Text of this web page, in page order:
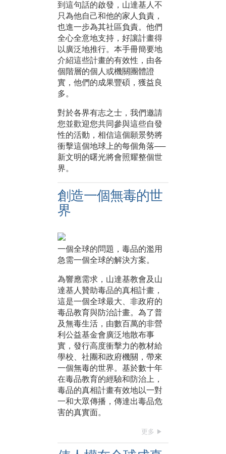
到這句話的啟發，山達基人不
只為他自己和他的家人負責，
也進一步為其社區負責。他們
全心全意地支持，好讓計畫得
以廣泛地推行。本手冊簡要地
介紹這些計畫的有效性，由各
個階層的個人或機關團體證
實，他們的成果豐碩，獲益良
多。
對於各界有志之士，我們邀請
您並歡迎您共同參與這些自發
性的活動，相信這個願景勢將
衝擊這個地球上的每個角落──
新文明的曙光將會照耀整個世
界。
創造一個無毒的世
界
一個全球的問題，毒品的濫用
急需一個全球的解決方案。
為響應需求，山達基教會及山
達基人贊助毒品的真相計畫，
這是一個全球最大、非政府的
毒品教育與防治計畫。為了普
及無毒生活，由數百萬的非營
利公益基金會廣泛地散布事
實，發行高度衝擊力的教材給
學校、社團和政府機關，帶來
一個無毒的世界。基於數十年
在毒品教育的經驗和防治上，
毒品的真相計畫有效地以一對
一和大眾傳播，傳達出毒品危
害的真實面。
更多